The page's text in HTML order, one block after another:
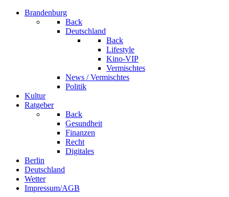
Brandenburg
Back
Deutschland
Back
Lifestyle
Kino-VIP
Vermischtes
News / Vermischtes
Politik
Kultur
Ratgeber
Back
Gesundheit
Finanzen
Recht
Digitales
Berlin
Deutschland
Wetter
Impressum/AGB